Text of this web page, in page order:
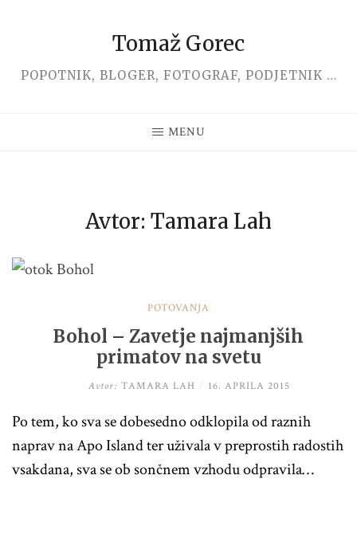
Tomaž Gorec
POPOTNIK, BLOGER, FOTOGRAF, PODJETNIK …
MENU
Avtor: Tamara Lah
POTOVANJA
Bohol – Zavetje najmanjših
primatov na svetu
Avtor: TAMARA LAH / 16. APRILA 2015
Po tem, ko sva se dobesedno odklopila od raznih
naprav na Apo Island ter uživala v preprostih radostih
vsakdana, sva se ob sončnem vzhodu odpravila…